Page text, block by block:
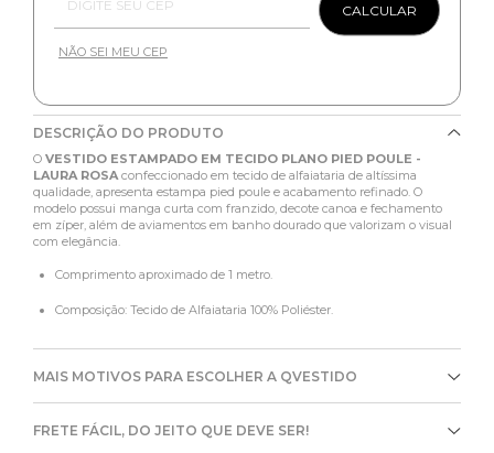
CALCULAR
NÃO SEI MEU CEP
DESCRIÇÃO DO PRODUTO
O VESTIDO ESTAMPADO EM TECIDO PLANO PIED POULE -
LAURA ROSAconfeccionado em tecido de alfaiataria de altíssima
qualidade, apresenta estampa pied poule e acabamento refinado. O
modelo possui manga curta com franzido, decote canoa e fechamento
em zíper, além de aviamentos em banho dourado que valorizam o visual
com elegância.
Comprimento aproximado de 1 metro.
Composição: Tecido de Alfaiataria 100% Poliéster.
MAIS MOTIVOS PARA ESCOLHER A QVESTIDO
FRETE FÁCIL, DO JEITO QUE DEVE SER!